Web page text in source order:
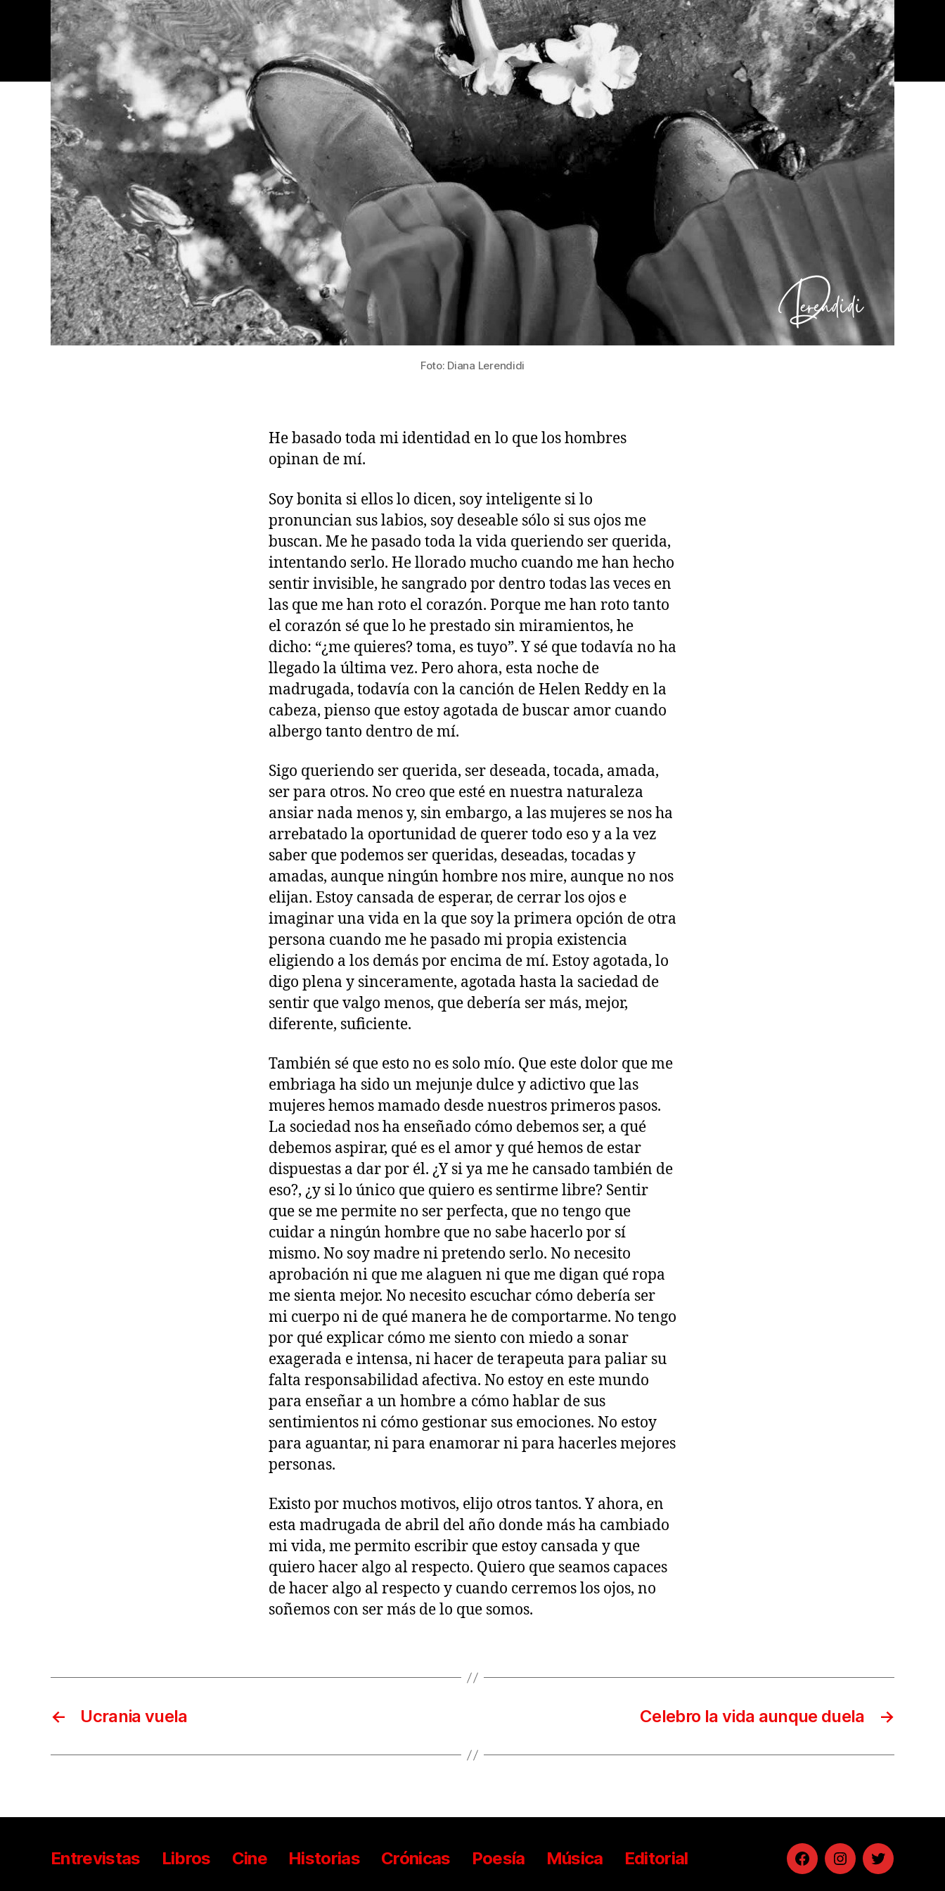
Foto: Diana Lerendidi
He basado toda mi identidad en lo que los hombres
opinan de mí.
Soy bonita si ellos lo dicen, soy inteligente si lo
pronuncian sus labios, soy deseable sólo si sus ojos me
buscan. Me he pasado toda la vida queriendo ser querida,
intentando serlo. He llorado mucho cuando me han hecho
sentir invisible, he sangrado por dentro todas las veces en
las que me han roto el corazón. Porque me han roto tanto
el corazón sé que lo he prestado sin miramientos, he
dicho: “¿me quieres? toma, es tuyo”. Y sé que todavía no ha
llegado la última vez. Pero ahora, esta noche de
madrugada, todavía con la canción de Helen Reddy en la
cabeza, pienso que estoy agotada de buscar amor cuando
albergo tanto dentro de mí.
Sigo queriendo ser querida, ser deseada, tocada, amada,
ser para otros. No creo que esté en nuestra naturaleza
ansiar nada menos y, sin embargo, a las mujeres se nos ha
arrebatado la oportunidad de querer todo eso y a la vez
saber que podemos ser queridas, deseadas, tocadas y
amadas, aunque ningún hombre nos mire, aunque no nos
elijan. Estoy cansada de esperar, de cerrar los ojos e
imaginar una vida en la que soy la primera opción de otra
persona cuando me he pasado mi propia existencia
eligiendo a los demás por encima de mí. Estoy agotada, lo
digo plena y sinceramente, agotada hasta la saciedad de
sentir que valgo menos, que debería ser más, mejor,
diferente, suficiente.
También sé que esto no es solo mío. Que este dolor que me
embriaga ha sido un mejunje dulce y adictivo que las
mujeres hemos mamado desde nuestros primeros pasos.
La sociedad nos ha enseñado cómo debemos ser, a qué
debemos aspirar, qué es el amor y qué hemos de estar
dispuestas a dar por él. ¿Y si ya me he cansado también de
eso?, ¿y si lo único que quiero es sentirme libre? Sentir
que se me permite no ser perfecta, que no tengo que
cuidar a ningún hombre que no sabe hacerlo por sí
mismo. No soy madre ni pretendo serlo. No necesito
aprobación ni que me alaguen ni que me digan qué ropa
me sienta mejor. No necesito escuchar cómo debería ser
mi cuerpo ni de qué manera he de comportarme. No tengo
por qué explicar cómo me siento con miedo a sonar
exagerada e intensa, ni hacer de terapeuta para paliar su
falta responsabilidad afectiva. No estoy en este mundo
para enseñar a un hombre a cómo hablar de sus
sentimientos ni cómo gestionar sus emociones. No estoy
para aguantar, ni para enamorar ni para hacerles mejores
personas.
Existo por muchos motivos, elijo otros tantos. Y ahora, en
esta madrugada de abril del año donde más ha cambiado
mi vida, me permito escribir que estoy cansada y que
quiero hacer algo al respecto. Quiero que seamos capaces
de hacer algo al respecto y cuando cerremos los ojos, no
soñemos con ser más de lo que somos.
← Ucrania vuela →
Celebro la vida aunque duela
Entrevistas Libros Cine Historias Crónicas Poesía Música Editorial FacebookInstagramTwitter